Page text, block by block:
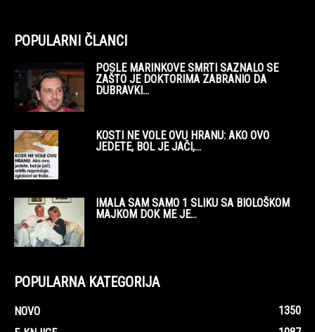
POPULARNI ČLANCI
POSLE MARINKOVE SMRTI SAZNALO SE
ZAŠTO JE DOKTORIMA ZABRANIO DA
DUBRAVKI...
KOSTI NE VOLE OVU HRANU: AKO OVO
JEDETE, BOL JE JAČI,...
IMALA SAM SAMO 1 SLIKU SA BIOLOŠKOM
MAJKOM DOK ME JE...
POPULARNA KATEGORIJA
NOVO
1350